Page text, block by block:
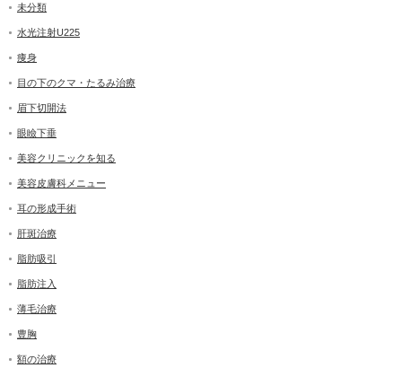
未分類
水光注射U225
痩身
目の下のクマ・たるみ治療
眉下切開法
眼瞼下垂
美容クリニックを知る
美容皮膚科メニュー
耳の形成手術
肝斑治療
脂肪吸引
脂肪注入
薄毛治療
豊胸
額の治療